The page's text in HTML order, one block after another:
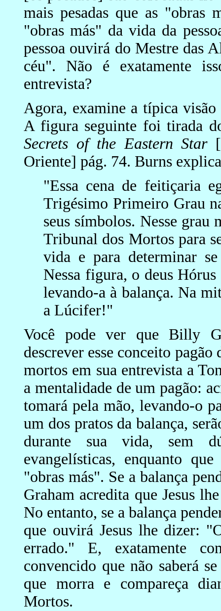
mais pesadas que as "obras
"obras más" da vida da
pessoa ouvirá do Mestre das
céu". Não é exatamente
entrevista?
Agora, examine a típica
A figura seguinte foi tirada
Secrets of the Eastern Star
Oriente] pág. 74. Burns
"Essa cena de feitiçaria
Trigésimo Primeiro Grau
seus símbolos. Nesse
Tribunal dos Mortos para
vida e para determinar
Nessa figura, o deus
levando-a à balança. Na
a Lúcifer!"
Você pode ver que Billy
descrever esse conceito
mortos em sua entrevista a
a mentalidade de um pagão:
tomará pela mão, levando-o
um dos pratos da balança,
durante sua vida, sem
evangelísticas, enquanto
"obras más". Se a balança
Graham acredita que Jesus
No entanto, se a balança
que ouvirá Jesus lhe dizer:
errado." E, exatamente
convencido que não saberá
que morra e compareça
Mortos.